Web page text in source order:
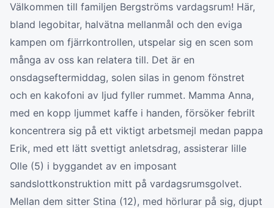
Välkommen till familjen Bergströms vardagsrum! Här,
bland legobitar, halvätna mellanmål och den eviga
kampen om fjärrkontrollen, utspelar sig en scen som
många av oss kan relatera till. Det är en
onsdagseftermiddag, solen silas in genom fönstret
och en kakofoni av ljud fyller rummet. Mamma Anna,
med en kopp ljummet kaffe i handen, försöker febrilt
koncentrera sig på ett viktigt arbetsmejl medan pappa
Erik, med ett lätt svettigt anletsdrag, assisterar lille
Olle (5) i byggandet av en imposant
sandslottkonstruktion mitt på vardagsrumsgolvet.
Mellan dem sitter Stina (12), med hörlurar på sig, djupt